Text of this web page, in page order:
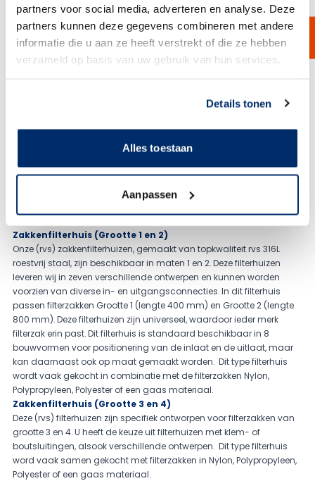
partners voor social media, adverteren en analyse. Deze
partners kunnen deze gegevens combineren met andere
informatie die u aan ze heeft verstrekt of die ze hebben
verzameld op basis van uw gebruik van hun services.
Details tonen
Alles toestaan
Aanpassen
Equipment Directive (PED) 2014/68EU gecertificeerd.
Een breed scala aan hoogwaardige filterhuizen
Wij leveren een breed scala aan hoogwaardige filterhuizen. Ons
industriële toepassingen. Naast ons standaard assortiment
Ons enkelvoudige sanitair kaarsenfilterhuis heeft een hygiënische
afwerking met een oppervlakte ruwheid (RA) van 0.4 of 0.8. Dit
enkelvoudig filterhuis is te verkrijgen in lengtes van 10 inch tot wel 40
inch en biedt verschillende drukcategorieën en in- en
Zakkenfilterhuis (Grootte 1 en 2)
Onze (rvs) zakkenfilterhuizen, gemaakt van topkwaliteit rvs 316L
roestvrij staal, zijn beschikbaar in maten 1 en 2. Deze filterhuizen
leveren wij in zeven verschillende ontwerpen en kunnen worden
voorzien van diverse in- en uitgangsconnecties. In dit filterhuis
passen filterzakken Grootte 1 (lengte 400 mm) en Grootte 2 (lengte
800 mm). Deze filterhuizen zijn universeel, waardoor ieder merk
filterzak erin past. Dit filterhuis is standaard beschikbaar in 8
bouwvormen voor positionering van de inlaat en de uitlaat, maar
kan daarnaast ook op maat gemaakt worden. Dit type filterhuis
wordt vaak gekocht in combinatie met de filterzakken Nylon,
Polypropyleen,Polyester of een gaas materiaal.
Zakkenfilterhuis (Grootte 3 en 4)
Deze (rvs) filterhuizen zijn specifiek ontworpen voor filterzakken van
grootte 3 en 4. U heeft de keuze uit filterhuizen met klem- of
boutsluitingen, alsook verschillende ontwerpen. Dit type filterhuis
word vaak samen gekocht met filterzakken in Nylon,Polypropyleen,
Polyesterof een gaas materiaal.